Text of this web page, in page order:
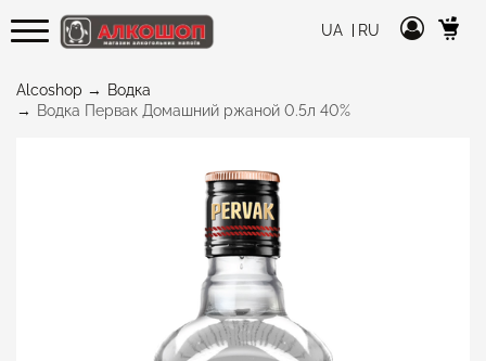
UA RU
Alcoshop
Водка
Водка Первак Домашний ржаной 0.5л 40%